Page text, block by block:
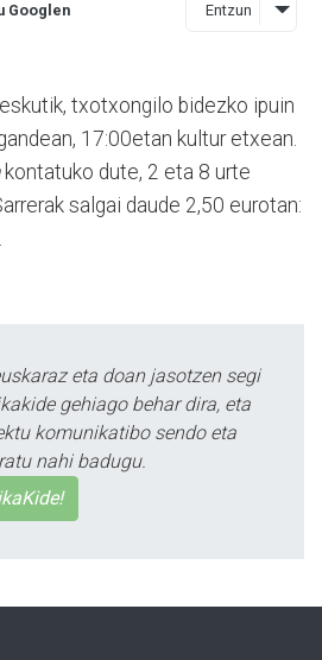
Googlen Entzun
txotxongilo bidezko ipuin
17:00etan kultur etxean.
kontatuko dute, 2 eta 8 urte
salgai daude 2,50 eurotan:
.
eta doan jasotzen segi
gehiago behar dira, eta
komunikatibo sendo eta
nahi badugu.